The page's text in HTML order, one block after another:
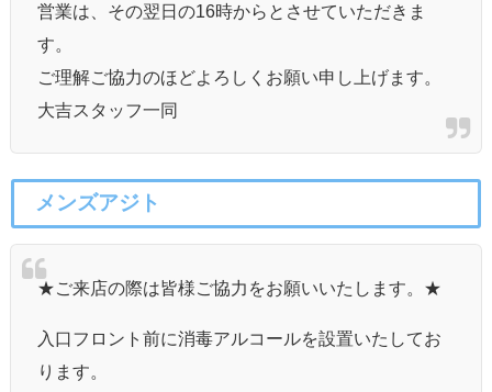
営業は、その翌日の16時からとさせていただきま
す。
ご理解ご協力のほどよろしくお願い申し上げます。
大吉スタッフ一同
メンズアジト
★ご来店の際は皆様ご協力をお願いいたします。★
入口フロント前に消毒アルコールを設置いたしてお
ります。